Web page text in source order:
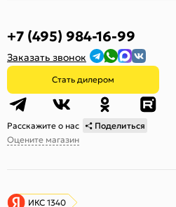
+7 (495) 984-16-99
Заказать звонок
Стать дилером
Расскажите о нас
Поделиться
Оцените магазин
ИКС 1340